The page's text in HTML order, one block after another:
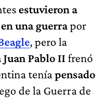
estuvieron a
una guerrapor
, pero la
Juan Pablo II frenó
teníapensado
de la Guerra de